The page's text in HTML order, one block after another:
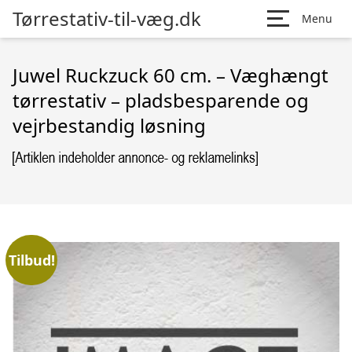
Tørrestativ-til-væg.dk Menu
Juwel Ruckzuck 60 cm. – Væghængt
tørrestativ – pladsbesparende og
vejrbestandig løsning
Tilbud!